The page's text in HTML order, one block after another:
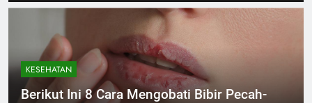
KESEHATAN
Berikut Ini 8 Cara Mengobati Bibir Pecah-